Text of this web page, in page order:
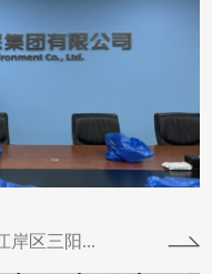
岸区三阳...
成西安西电医院
月9日圆满完成。
修使用的...